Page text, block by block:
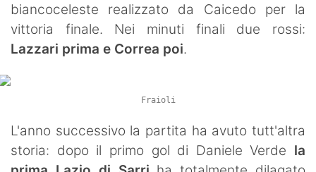
biancoceleste realizzato da Caicedo per la
vittoria finale. Nei minuti finali due rossi:
Lazzari prima e Correa poi.
Fraioli
L'anno successivo la partita ha avuto tutt'altra
storia: dopo il primo gol di Daniele Verde la